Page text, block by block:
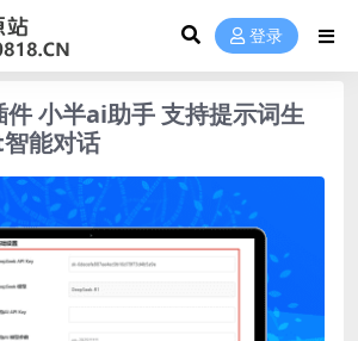
登录
小半ai助手 支持提示词生
能对话